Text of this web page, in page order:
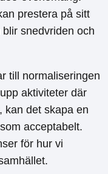
prestera på sitt
snedvriden och
till normaliseringen
aktiviteter där
kan det skapa en
acceptabelt.
för hur vi